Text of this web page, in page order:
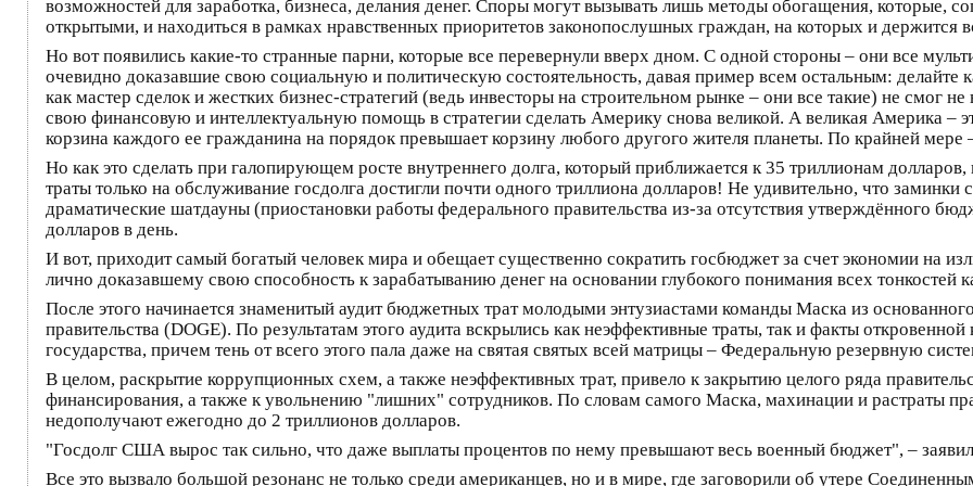
возможностей для заработка, бизнеса, делания денег. Споры могут вызывать лишь методы обогащения, которые,
открытыми, и находиться в рамках нравственных приоритетов законопослушных граждан, на которых и держится
Но вот появились какие-то странные парни, которые все перевернули вверх дном. С одной стороны – они все
очевидно доказавшие свою социальную и политическую состоятельность, давая пример всем остальным: делайте
как мастер сделок и жестких бизнес-стратегий (ведь инвесторы на строительном рынке – они все такие) не смог
свою финансовую и интеллектуальную помощь в стратегии сделать Америку снова великой. А великая Америка –
корзина каждого ее гражданина на порядок превышает корзину любого другого жителя планеты. По крайней мере
Но как это сделать при галопирующем росте внутреннего долга, который приближается к 35 триллионам
траты только на обслуживание госдолга достигли почти одного триллиона долларов! Не удивительно, что
драматические шатдауны (приостановки работы федерального правительства из-за отсутствия утверждённого
долларов в день.
И вот, приходит самый богатый человек мира и обещает существенно сократить госбюджет за счет экономии на
лично доказавшему свою способность к зарабатыванию денег на основании глубокого понимания всех тонкостей
После этого начинается знаменитый аудит бюджетных трат молодыми энтузиастами команды Маска из
правительства (DOGE). По результатам этого аудита вскрылись как неэффективные траты, так и факты
государства, причем тень от всего этого пала даже на святая святых всей матрицы – Федеральную резервную
В целом, раскрытие коррупционных схем, а также неэффективных трат, привело к закрытию целого ряда
финансирования, а также к увольнению "лишних" сотрудников. По словам самого Маска, махинации и растраты
недополучают ежегодно до 2 триллионов долларов.
"Госдолг США вырос так сильно, что даже выплаты процентов по нему превышают весь военный бюджет", –
Все это вызвало большой резонанс не только среди американцев, но и в мире, где заговорили об утере